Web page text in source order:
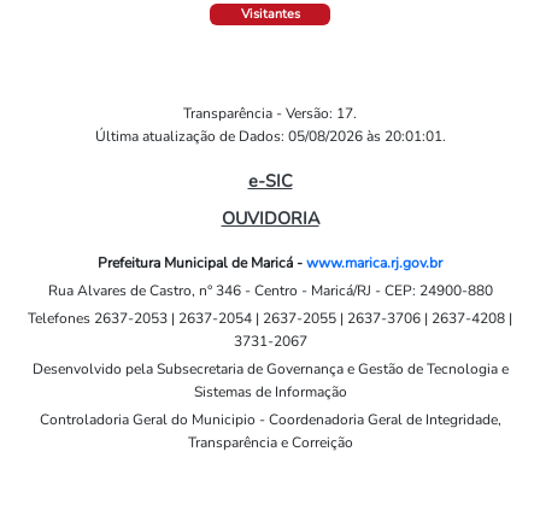
Visitantes
Transparência - Versão: 17.
Última atualização de Dados: 05/08/2026 às 20:01:01.
e-SIC
OUVIDORIA
Prefeitura Municipal de Maricá -www.marica.rj.gov.br
Rua Alvares de Castro, n° 346 - Centro - Maricá/RJ - CEP: 24900-880
Telefones 2637-2053 | 2637-2054 | 2637-2055 | 2637-3706 | 2637-4208 |
3731-2067
Desenvolvido pela Subsecretaria de Governança e Gestão de Tecnologia e
Sistemas de Informação
Controladoria Geral do Municipio - Coordenadoria Geral de Integridade,
Transparência e Correição